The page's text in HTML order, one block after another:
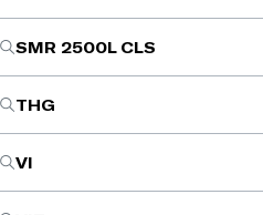
SMR 2500L CLS
THG
VI